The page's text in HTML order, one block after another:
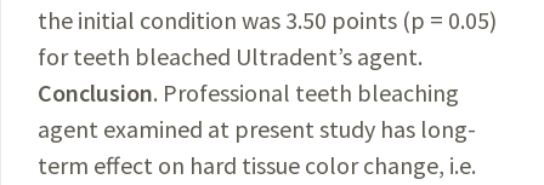
the initial condition was 3.50 points (p = 0.05)
for teeth bleached Ultradent’s agent.
Conclusion. Professional teeth bleaching
agent examined at present study has long-
term effect on hard tissue color change, i.e.